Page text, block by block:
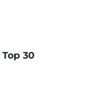
Top 30